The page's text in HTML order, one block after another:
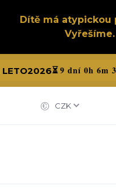
Dítě má atypickou
Vyřešíme.
LETO2026⏳9 dní 0h 6m
CZK